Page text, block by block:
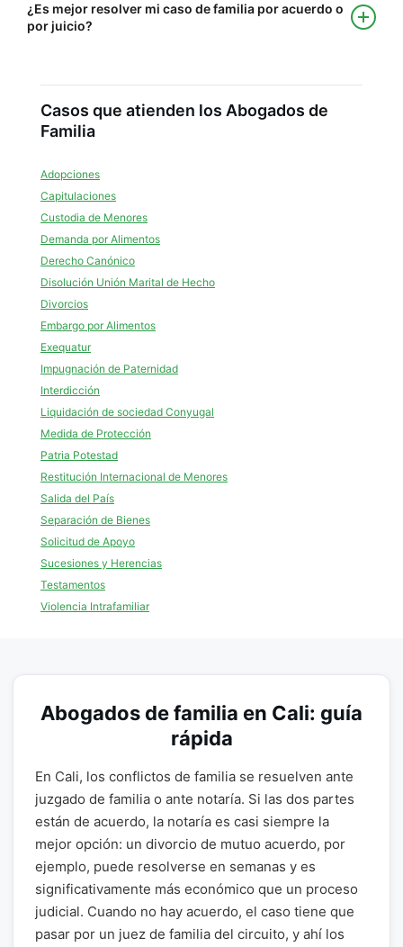
¿Es mejor resolver mi caso de familia por acuerdo o
por juicio?
Casos que atienden los Abogados de
Familia
Adopciones
Capitulaciones
Custodia de Menores
Demanda por Alimentos
Derecho Canónico
Disolución Unión Marital de Hecho
Divorcios
Embargo por Alimentos
Exequatur
Impugnación de Paternidad
Interdicción
Liquidación de sociedad Conyugal
Medida de Protección
Patria Potestad
Restitución Internacional de Menores
Salida del País
Separación de Bienes
Solicitud de Apoyo
Sucesiones y Herencias
Testamentos
Violencia Intrafamiliar
Abogados de familia en Cali: guía
rápida
En Cali, los conflictos de familia se resuelven ante
juzgado de familia o ante notaría. Si las dos partes
están de acuerdo, la notaría es casi siempre la
mejor opción: un divorcio de mutuo acuerdo, por
ejemplo, puede resolverse en semanas y es
significativamente más económico que un proceso
judicial. Cuando no hay acuerdo, el caso tiene que
pasar por un juez de familia del circuito, y ahí los